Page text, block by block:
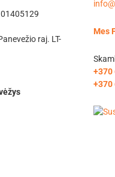
raj. LT-
Mes
+370
+370